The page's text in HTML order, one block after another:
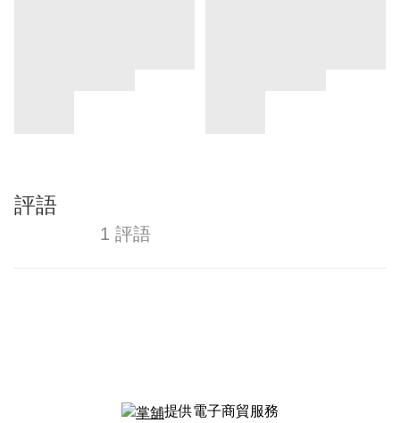
評語
1 評語
提供電子商貿服務